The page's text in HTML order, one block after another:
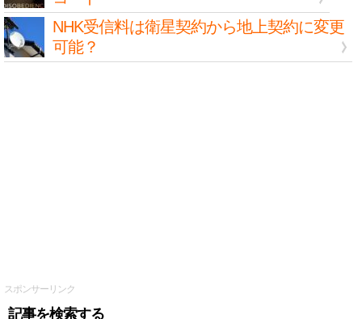
NHK受信料は衛星契約から地上契約に変更
可能？
スポンサーリンク
記事を検索する